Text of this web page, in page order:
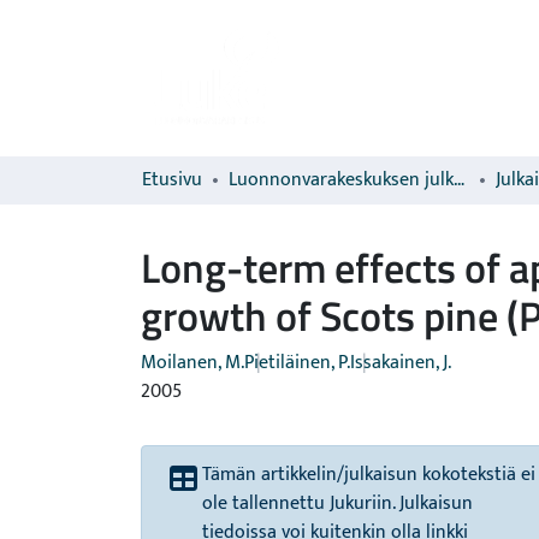
Etusivu Luonnonvarakeskuksen julkaisut
Long-term effects of
growth of Scots pine
Moilanen, M.Pietiläinen, P.Issakainen, J.
2005
Tämän artikkelin/julkaisun kokotekstiä ei
ole tallennettu Jukuriin. Julkaisun
tiedoissa voi kuitenkin olla linkki